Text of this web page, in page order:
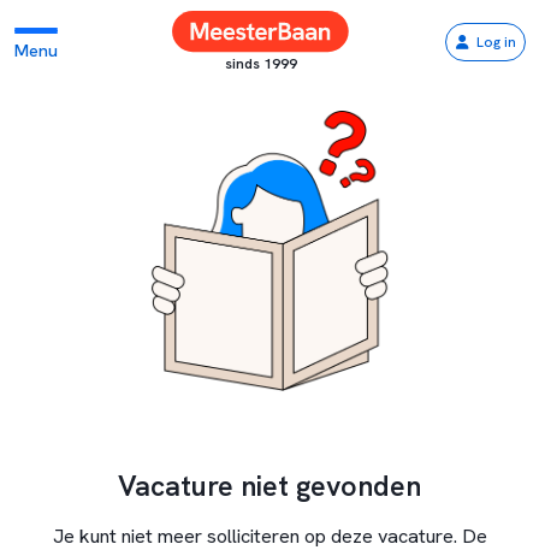
Menu
sinds 1999
Log in
Vacature niet gevonden
Je kunt niet meer solliciteren op deze vacature. De